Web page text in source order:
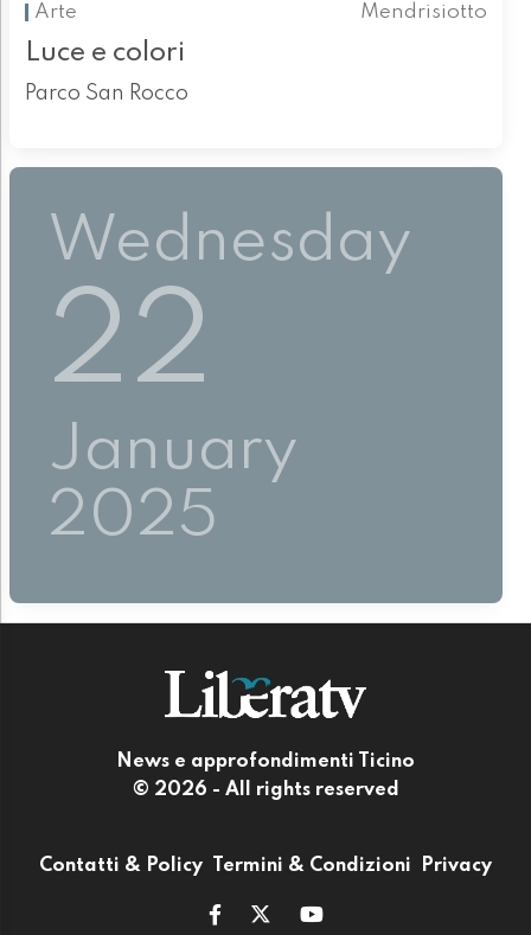
Arte
Mendrisiotto
Luce e colori
Parco San Rocco
Wednesday
22
January
2025
News e approfondimenti Ticino
© 2026 - All rights reserved
Contatti & Policy Termini & Condizioni Privacy